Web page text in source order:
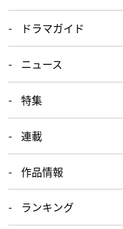
ドラマガイド
ニュース
特集
連載
作品情報
ランキング